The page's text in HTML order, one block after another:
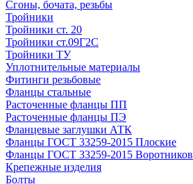
Сгоны, бочата, резьбы
Тройники
Тройники ст. 20
Тройники ст.09Г2С
Тройники ТУ
Уплотнительные материалы
Фитинги резьбовые
Фланцы стальные
Расточенные фланцы ПП
Расточенные фланцы ПЭ
Фланцевые заглушки АТК
Фланцы ГОСТ 33259-2015 Плоские
Фланцы ГОСТ 33259-2015
Крепежные изделия
Болты